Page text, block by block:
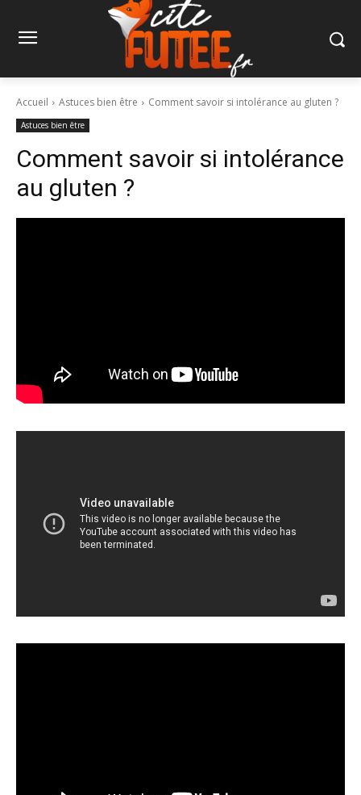
Accueil Astuces bien être Comment savoir si intolérance au gluten ?
Astuces bien être
Comment savoir si intolérance
au gluten ?